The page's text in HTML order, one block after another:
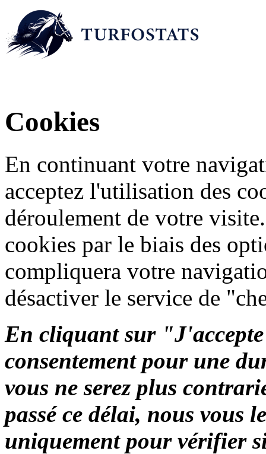
Cookies
En continuant votre
acceptez l'utilisation des
déroulement de votre
cookies par le biais des
compliquera votre
désactiver le service de
En cliquant sur
consentement pour une
vous ne serez plus
passé ce délai, nous vous
uniquement pour vérifier